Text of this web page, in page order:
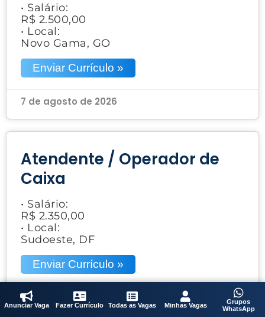
• Salário:
R$ 2.500,00
• Local:
Novo Gama, GO
Enviar Currículo »
7 de agosto de 2026
Atendente / Operador de
Caixa
• Salário:
R$ 2.350,00
• Local:
Sudoeste, DF
Enviar Currículo »
7 de agosto de 2026
Anunciar Vaga Fazer Currículo Todas as Vagas Minhas Vagas
Grupos
WhatsApp